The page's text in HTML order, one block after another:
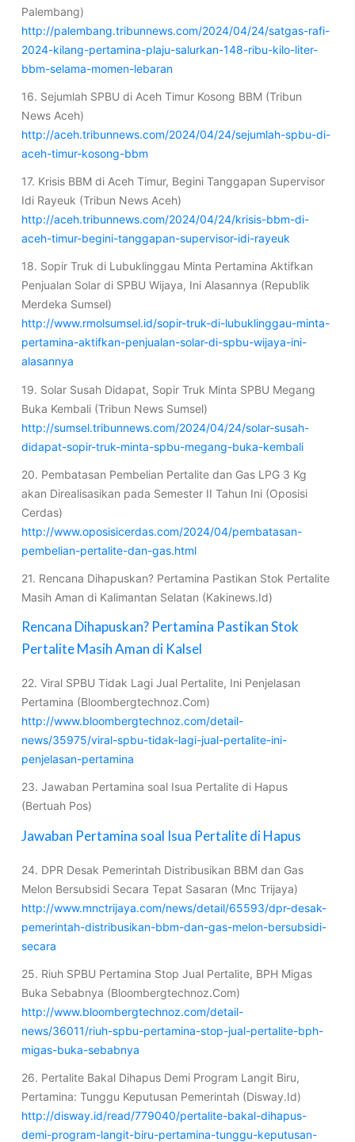
Palembang)
http://palembang.tribunnews.com/2024/04/24/satgas-rafi-
2024-kilang-pertamina-plaju-salurkan-148-ribu-kilo-liter-
bbm-selama-momen-lebaran
16. Sejumlah SPBU di Aceh Timur Kosong BBM (Tribun
News Aceh)
http://aceh.tribunnews.com/2024/04/24/sejumlah-spbu-di-
aceh-timur-kosong-bbm
17. Krisis BBM di Aceh Timur, Begini Tanggapan Supervisor
Idi Rayeuk (Tribun News Aceh)
http://aceh.tribunnews.com/2024/04/24/krisis-bbm-di-
aceh-timur-begini-tanggapan-supervisor-idi-rayeuk
18. Sopir Truk di Lubuklinggau Minta Pertamina Aktifkan
Penjualan Solar di SPBU Wijaya, Ini Alasannya (Republik
Merdeka Sumsel)
http://www.rmolsumsel.id/sopir-truk-di-lubuklinggau-minta-
pertamina-aktifkan-penjualan-solar-di-spbu-wijaya-ini-
alasannya
19. Solar Susah Didapat, Sopir Truk Minta SPBU Megang
Buka Kembali (Tribun News Sumsel)
http://sumsel.tribunnews.com/2024/04/24/solar-susah-
didapat-sopir-truk-minta-spbu-megang-buka-kembali
20. Pembatasan Pembelian Pertalite dan Gas LPG 3 Kg
akan Direalisasikan pada Semester II Tahun Ini (Oposisi
Cerdas)
http://www.oposisicerdas.com/2024/04/pembatasan-
pembelian-pertalite-dan-gas.html
21. Rencana Dihapuskan? Pertamina Pastikan Stok Pertalite
Masih Aman di Kalimantan Selatan (Kakinews.Id)
Rencana Dihapuskan? Pertamina Pastikan Stok
Pertalite Masih Aman di Kalsel
22. Viral SPBU Tidak Lagi Jual Pertalite, Ini Penjelasan
Pertamina (Bloombergtechnoz.Com)
http://www.bloombergtechnoz.com/detail-
news/35975/viral-spbu-tidak-lagi-jual-pertalite-ini-
penjelasan-pertamina
23. Jawaban Pertamina soal Isua Pertalite di Hapus
(Bertuah Pos)
Jawaban Pertamina soal Isua Pertalite di Hapus
24. DPR Desak Pemerintah Distribusikan BBM dan Gas
Melon Bersubsidi Secara Tepat Sasaran (Mnc Trijaya)
http://www.mnctrijaya.com/news/detail/65593/dpr-desak-
pemerintah-distribusikan-bbm-dan-gas-melon-bersubsidi-
secara
25. Riuh SPBU Pertamina Stop Jual Pertalite, BPH Migas
Buka Sebabnya (Bloombergtechnoz.Com)
http://www.bloombergtechnoz.com/detail-
news/36011/riuh-spbu-pertamina-stop-jual-pertalite-bph-
migas-buka-sebabnya
26. Pertalite Bakal Dihapus Demi Program Langit Biru,
Pertamina: Tunggu Keputusan Pemerintah (Disway.Id)
http://disway.id/read/779040/pertalite-bakal-dihapus-
demi-program-langit-biru-pertamina-tunggu-keputusan-